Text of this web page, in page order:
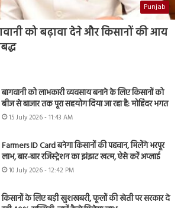
Punjab
को बढ़ावा देने और किसानों की आय
बागवानी को लाभकारी व्यवसाय बनाने के लिए किसानों को
बीज से बाजार तक पूरा सहयोग दिया जा रहा है: मोहिंदर भगत
15 July 2026 - 11:43 AM
Farmers ID Card बनेगा किसानों की पहचान, मिलेंगे भरपूर
लाभ, बार-बार रजिस्ट्रेशन का झंझट खत्म, ऐसे करें अप्लाई
10 July 2026 - 12:42 PM
किसानों के लिए बड़ी खुशखबरी, फूलों की खेती पर सरकार दे